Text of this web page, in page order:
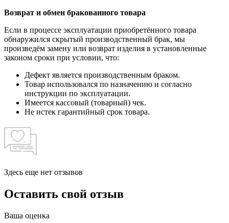
Возврат и обмен бракованного товара
Если в процессе эксплуатации приобретённого товара
обнаружился скрытый производственный брак, мы
произведём замену или возврат изделия в установленные
законом сроки при условии, что:
Дефект является производственным браком.
Товар использовался по назначению и согласно
инструкции по эксплуатации.
Имеется кассовый (товарный) чек.
Не истек гарантийный срок товара.
Здесь еще нет отзывов
Оставить свой отзыв
Ваша оценка